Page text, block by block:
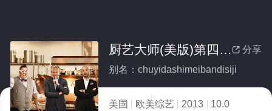
 分享
厨艺大师(美版)第四季(全集)
别名：chuyidashimeibandisiji
美国 欧美综艺 2013
10.0